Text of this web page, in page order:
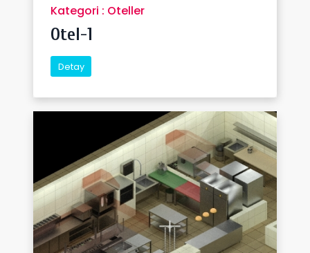
Kategori : Oteller
Otel-1
Detay